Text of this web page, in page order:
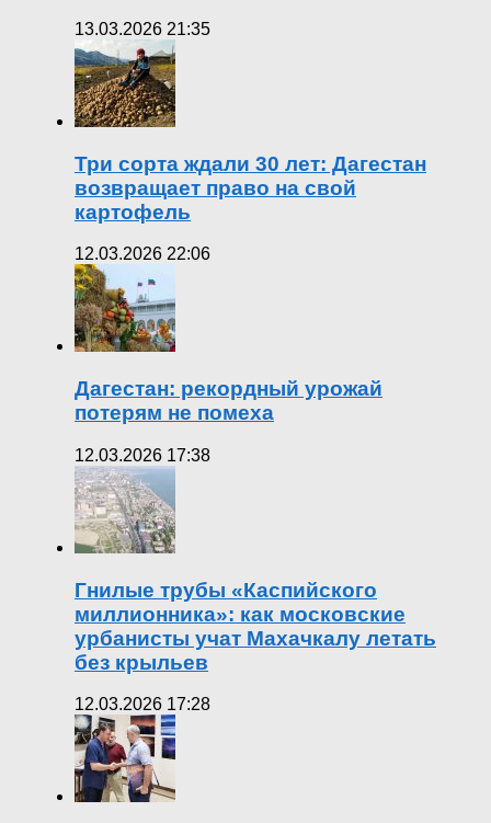
13.03.2026 21:35
Три сорта ждали 30 лет: Дагестан
возвращает право на свой
картофель
12.03.2026 22:06
Дагестан: рекордный урожай
потерям не помеха
12.03.2026 17:38
Гнилые трубы «Каспийского
миллионника»: как московские
урбанисты учат Махачкалу летать
без крыльев
12.03.2026 17:28